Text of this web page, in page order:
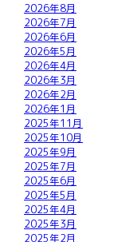
2026年8月
2026年7月
2026年6月
2026年5月
2026年4月
2026年3月
2026年2月
2026年1月
2025年11月
2025年10月
2025年9月
2025年7月
2025年6月
2025年5月
2025年4月
2025年3月
2025年2月